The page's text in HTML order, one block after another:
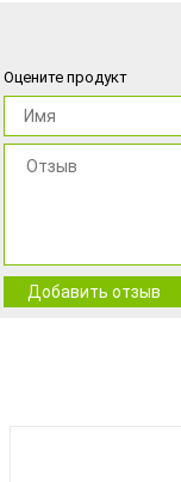
Оцените продукт
Добавить отзыв